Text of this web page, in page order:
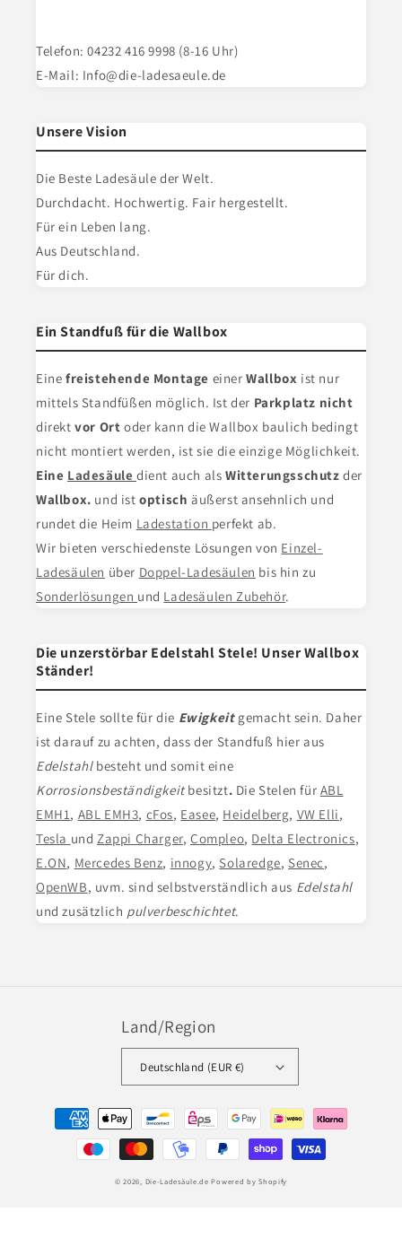
Telefon: 04232 416 9998 (8-16 Uhr)
E-Mail: Info@die-ladesaeule.de
Unsere Vision
Die Beste Ladesäule der Welt.
Durchdacht. Hochwertig. Fair hergestellt.
Für ein Leben lang.
Aus Deutschland.
Für dich.
Ein Standfuß für die Wallbox
Eine freistehende Montage einerWallbox ist nur
mittels Standfüßen möglich. Ist der Parkplatz nicht
direktvor Ortoder kann die Wallbox baulich bedingt
nicht montiert werden, ist sie die einzige Möglichkeit.
Eine Ladesäuledient auch alsWitterungsschutzder
Wallbox. und istoptischäußerst ansehnlich und
rundet die Heim Ladestation perfekt ab.
Wir bieten verschiedenste Lösungen von Einzel-
Ladesäulen über Doppel-Ladesäulen bis hin zu
Sonderlösungen und Ladesäulen Zubehör.
Die unzerstörbar Edelstahl Stele! Unser Wallbox
Ständer!
Eine Stele sollte für die Ewigkeit gemacht sein. Daher
ist darauf zu achten, dass der Standfuß hier aus
Edelstahlbesteht und somit eine
Korrosionsbeständigkeitbesitzt. Die Stelen für ABL
EMH1, ABL EMH3, cFos, Easee, Heidelberg, VW Elli,
Tesla undZappi Charger,Compleo, Delta Electronics,
E.ON, Mercedes Benz, innogy, Solaredge, Senec,
OpenWB, uvm. sind selbstverständlich aus Edelstahl
und zusätzlich pulverbeschichtet.
Land/Region
Deutschland (EUR €)
Zahlungsmethoden
© 2026, Die-Ladesäule.de Powered by Shopify